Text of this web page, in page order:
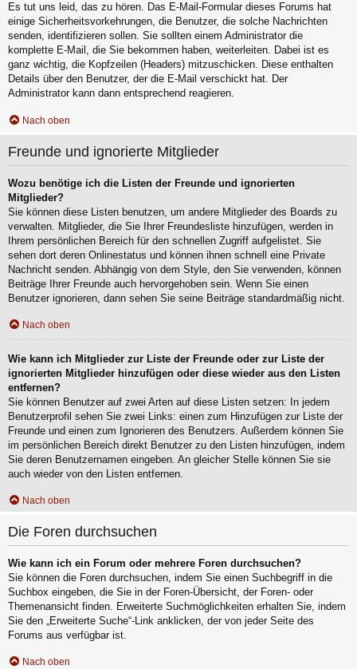
Es tut uns leid, das zu hören. Das E-Mail-Formular dieses Forums hat
einige Sicherheitsvorkehrungen, die Benutzer, die solche Nachrichten
senden, identifizieren sollen. Sie sollten einem Administrator die
komplette E-Mail, die Sie bekommen haben, weiterleiten. Dabei ist es
ganz wichtig, die Kopfzeilen (Headers) mitzuschicken. Diese enthalten
Details über den Benutzer, der die E-Mail verschickt hat. Der
Administrator kann dann entsprechend reagieren.
Nach oben
Freunde und ignorierte Mitglieder
Wozu benötige ich die Listen der Freunde und ignorierten
Mitglieder?
Sie können diese Listen benutzen, um andere Mitglieder des Boards zu
verwalten. Mitglieder, die Sie Ihrer Freundesliste hinzufügen, werden in
Ihrem persönlichen Bereich für den schnellen Zugriff aufgelistet. Sie
sehen dort deren Onlinestatus und können ihnen schnell eine Private
Nachricht senden. Abhängig von dem Style, den Sie verwenden, können
Beiträge Ihrer Freunde auch hervorgehoben sein. Wenn Sie einen
Benutzer ignorieren, dann sehen Sie seine Beiträge standardmäßig nicht.
Nach oben
Wie kann ich Mitglieder zur Liste der Freunde oder zur Liste der
ignorierten Mitglieder hinzufügen oder diese wieder aus den Listen
entfernen?
Sie können Benutzer auf zwei Arten auf diese Listen setzen: In jedem
Benutzerprofil sehen Sie zwei Links: einen zum Hinzufügen zur Liste der
Freunde und einen zum Ignorieren des Benutzers. Außerdem können Sie
im persönlichen Bereich direkt Benutzer zu den Listen hinzufügen, indem
Sie deren Benutzernamen eingeben. An gleicher Stelle können Sie sie
auch wieder von den Listen entfernen.
Nach oben
Die Foren durchsuchen
Wie kann ich ein Forum oder mehrere Foren durchsuchen?
Sie können die Foren durchsuchen, indem Sie einen Suchbegriff in die
Suchbox eingeben, die Sie in der Foren-Übersicht, der Foren- oder
Themenansicht finden. Erweiterte Suchmöglichkeiten erhalten Sie, indem
Sie den „Erweiterte Suche“-Link anklicken, der von jeder Seite des
Forums aus verfügbar ist.
Nach oben